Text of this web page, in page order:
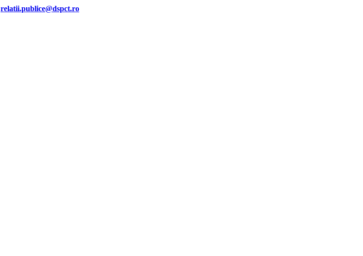
relatii.publice@dspct.ro